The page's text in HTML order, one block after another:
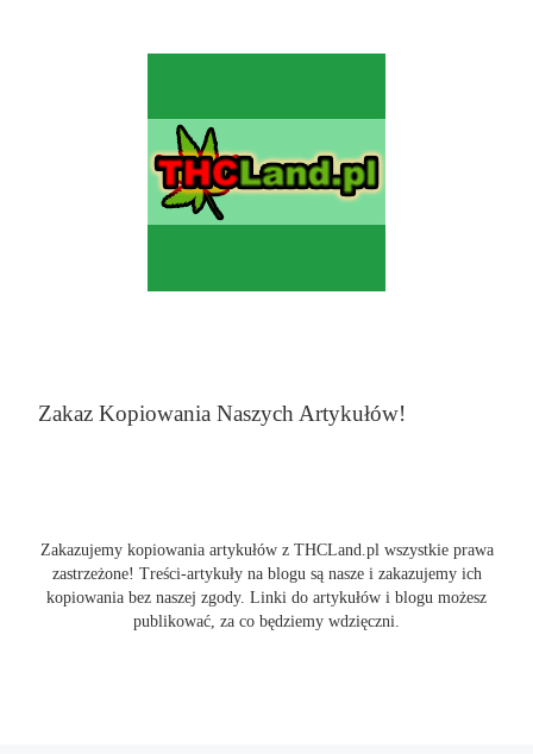
Zakaz Kopiowania Naszych Artykułów!
Zakazujemy kopiowania artykułów z THCLand.pl wszystkie prawa
zastrzeżone! Treści-artykuły na blogu są nasze i zakazujemy ich
kopiowania bez naszej zgody. Linki do artykułów i blogu możesz
publikować, za co będziemy wdzięczni.